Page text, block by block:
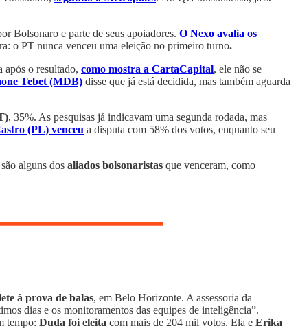
Bolsonaro e parte de seus apoiadores. O Nexo avalia os
o PT nunca venceu uma eleição no primeiro turno.
o resultado, como mostra a CartaCapital, ele não se
Tebet (MDB) disse que já está decidida, mas também aguarda
, 35%. As pesquisas já indicavam uma segunda rodada, mas
(PL) venceu a disputa com 58% dos votos, enquanto seu
alguns dos aliados bolsonaristas que venceram, como
à prova de balas, em Belo Horizonte. A assessoria da
dias e os monitoramentos das equipes de inteligência”.
tempo: Duda foi eleita com mais de 204 mil votos. Ela e Erika